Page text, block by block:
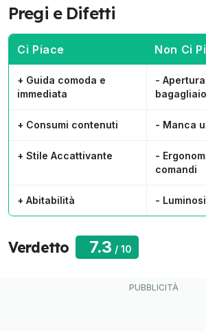
Pregi e Difetti
Ci Piace Non Ci
+ Guida comoda e
immediata
-
bagagliaio
+ Consumi contenuti - Manca
+ Stile Accattivante
-
comandi
+ Abitabilità -
Verdetto 7.3 / 10